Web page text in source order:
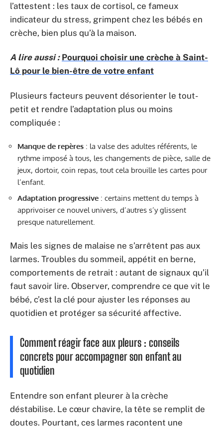
l’attestent : les taux de cortisol, ce fameux
indicateur du stress, grimpent chez les bébés en
crèche, bien plus qu’à la maison.
A lire aussi : Pourquoi choisir une crèche à Saint-
Lô pour le bien-être de votre enfant
Plusieurs facteurs peuvent désorienter le tout-
petit et rendre l’adaptation plus ou moins
compliquée :
Manque de repères : la valse des adultes référents, le
rythme imposé à tous, les changements de pièce, salle de
jeux, dortoir, coin repas, tout cela brouille les cartes pour
l’enfant.
Adaptation progressive : certains mettent du temps à
apprivoiser ce nouvel univers, d’autres s’y glissent
presque naturellement.
Mais les signes de malaise ne s’arrêtent pas aux
larmes. Troubles du sommeil, appétit en berne,
comportements de retrait : autant de signaux qu’il
faut savoir lire. Observer, comprendre ce que vit le
bébé, c’est la clé pour ajuster les réponses au
quotidien et protéger sa sécurité affective.
Comment réagir face aux pleurs : conseils
concrets pour accompagner son enfant au
quotidien
Entendre son enfant pleurer à la crèche
déstabilise. Le cœur chavire, la tête se remplit de
doutes. Pourtant, ces larmes racontent une